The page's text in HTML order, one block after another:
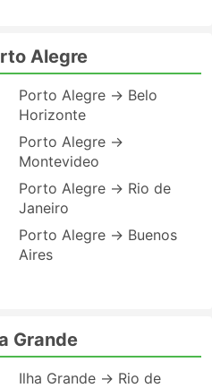
Alegre
Porto Alegre → Belo
Horizonte
Porto Alegre →
Montevideo
Porto Alegre → Rio de
Janeiro
Porto Alegre → Buenos
Aires
Grande
Ilha Grande → Rio de